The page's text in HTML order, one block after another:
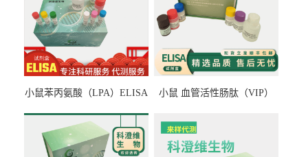
小鼠苯丙氨酸（LPA）ELISA
小鼠 血管活性肠肽（VIP）